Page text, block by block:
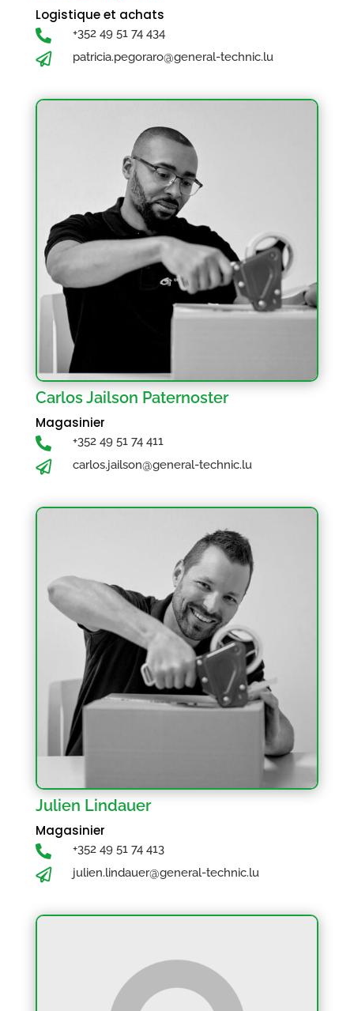
Logistique et achats

+352 49 51 74 434
 patricia.pegoraro@general-technic.lu
Carlos Jailson Paternoster
Magasinier

+352 49 51 74 411
 carlos.jailson@general-technic.lu
Julien Lindauer
Magasinier

+352 49 51 74 413
 julien.lindauer@general-technic.lu